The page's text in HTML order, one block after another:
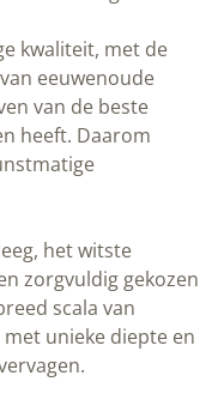
kwaliteit, met de
eeuwenoude
van de beste
heeft. Daarom
het witste
zorgvuldig gekozen
scala van
unieke diepte en